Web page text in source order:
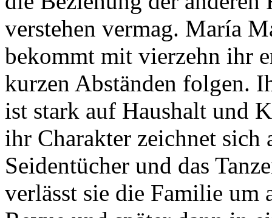
verstehen vermag. María
bekommt mit vierzehn ihr
kurzen Abständen folgen.
ist stark auf Haushalt und
ihr Charakter zeichnet sich
Seidentücher und das
verlässt sie die Familie um